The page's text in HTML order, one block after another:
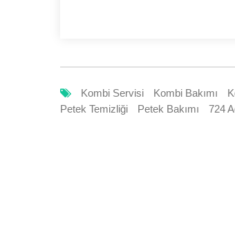
Kombi Servisi Kombi Bakımı
Petek Temizliği
Petek Bakımı 724